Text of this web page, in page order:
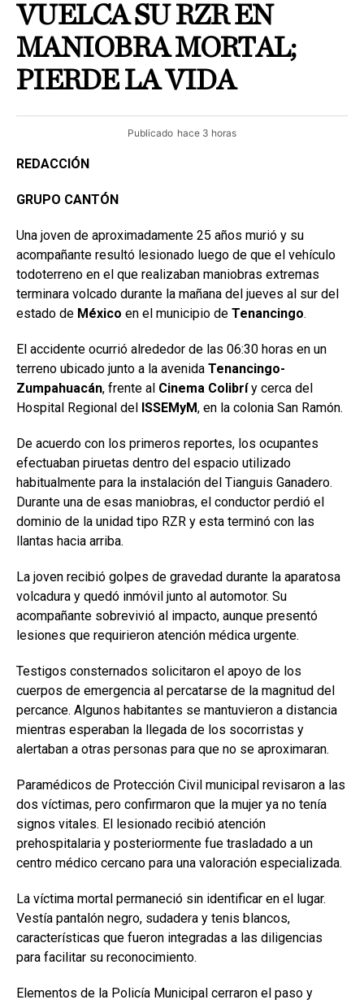
VUELCA SU RZR EN
MANIOBRA MORTAL;
PIERDE LA VIDA
Publicado hace 3 horas
REDACCIÓN
GRUPO CANTÓN
Una joven de aproximadamente 25 años murió y su
acompañante resultó lesionado luego de que el vehículo
todoterreno en el que realizaban maniobras extremas
terminara volcado durante la mañana del jueves al sur del
estado de México en el municipio de Tenancingo.
El accidente ocurrió alrededor de las 06:30 horas en un
terreno ubicado junto a la avenida Tenancingo-
Zumpahuacán, frente al Cinema Colibríy cerca del
Hospital Regional del
ISSEMyM, en la colonia San Ramón.
De acuerdo con los primeros reportes, los ocupantes
efectuaban piruetas dentro del espacio utilizado
habitualmente para la instalación del Tianguis Ganadero.
Durante una de esas maniobras, el conductor perdió el
dominio de la unidad tipo RZR y esta terminó con las
llantas hacia arriba.
La joven recibió golpes de gravedad durante la aparatosa
volcadura y quedó inmóvil junto al automotor. Su
acompañante sobrevivió al impacto, aunque presentó
lesiones que requirieron atención médica urgente.
Testigos consternados solicitaron el apoyo de los
cuerpos de emergencia al percatarse de la magnitud del
percance. Algunos habitantes se mantuvieron a distancia
mientras esperaban la llegada de los socorristas y
alertaban a otras personas para que no se aproximaran.
Paramédicos de Protección Civil municipal revisaron a las
dos víctimas, pero confirmaron que la mujer ya no tenía
signos vitales. El lesionado recibió atención
prehospitalaria y posteriormente fue trasladado a un
centro médico cercano para una valoración especializada.
La víctima mortal permaneció sin identificar en el lugar.
Vestía pantalón negro, sudadera y tenis blancos,
características que fueron integradas a las diligencias
para facilitar su reconocimiento.
Elementos de la Policía Municipal cerraron el paso y